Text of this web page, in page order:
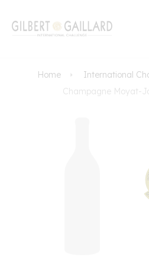
Home
International
Champagne Moyat-